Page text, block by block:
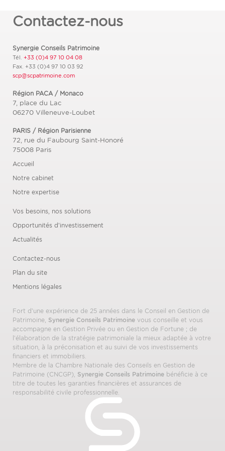
Contactez-nous
Synergie Conseils Patrimoine
Tél. +33 (0)4 97 10 04 08
Fax. +33 (0)4 97 10 03 92
scp@scpatrimoine.com
Région PACA / Monaco
7, place du Lac
06270 Villeneuve-Loubet
PARIS / Région Parisienne
72, rue du Faubourg Saint-Honoré
75008 Paris
Accueil
Notre cabinet
Notre expertise
Vos besoins, nos solutions
Opportunités d’investissement
Actualités
Contactez-nous
Plan du site
Mentions légales
Fort d’une expérience de 25 années dans le Conseil en Gestion de
Patrimoine, Synergie Conseils Patrimoine vous conseille et vous
accompagne en Gestion Privée ou en Gestion de Fortune ; de
l’élaboration de la stratégie patrimoniale la mieux adaptée à votre
situation, à la préconisation et au suivi de vos investissements
financiers et immobiliers.
Membre de la Chambre Nationale des Conseils en Gestion de
Patrimoine (CNCGP), Synergie Conseils Patrimoine bénéficie à ce
titre de toutes les garanties financières et assurances de
responsabilité civile professionnelle.